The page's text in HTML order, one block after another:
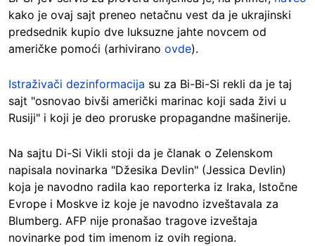
kako je ovaj sajt preneo netačnu vest da je ukrajinski
predsednik kupio dve luksuzne jahte novcem od
američke pomoći (arhivirano ovde).
Istraživači dezinformacija su za Bi-Bi-Si rekli da je taj
sajt "osnovao bivši američki marinac koji sada živi u
Rusiji" i koji je deo proruske propagandne mašinerije.
Na sajtu Di-Si Vikli stoji da je članak o Zelenskom
napisala novinarka "Džesika Devlin" (Jessica Devlin)
koja je navodno radila kao reporterka iz Iraka, Istočne
Evrope i Moskve iz koje je navodno izveštavala za
Blumberg. AFP nije pronašao tragove izveštaja
novinarke pod tim imenom iz ovih regiona.